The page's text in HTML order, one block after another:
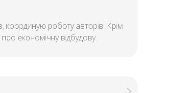
координую роботу авторів. Крім
про економічну відбудову.